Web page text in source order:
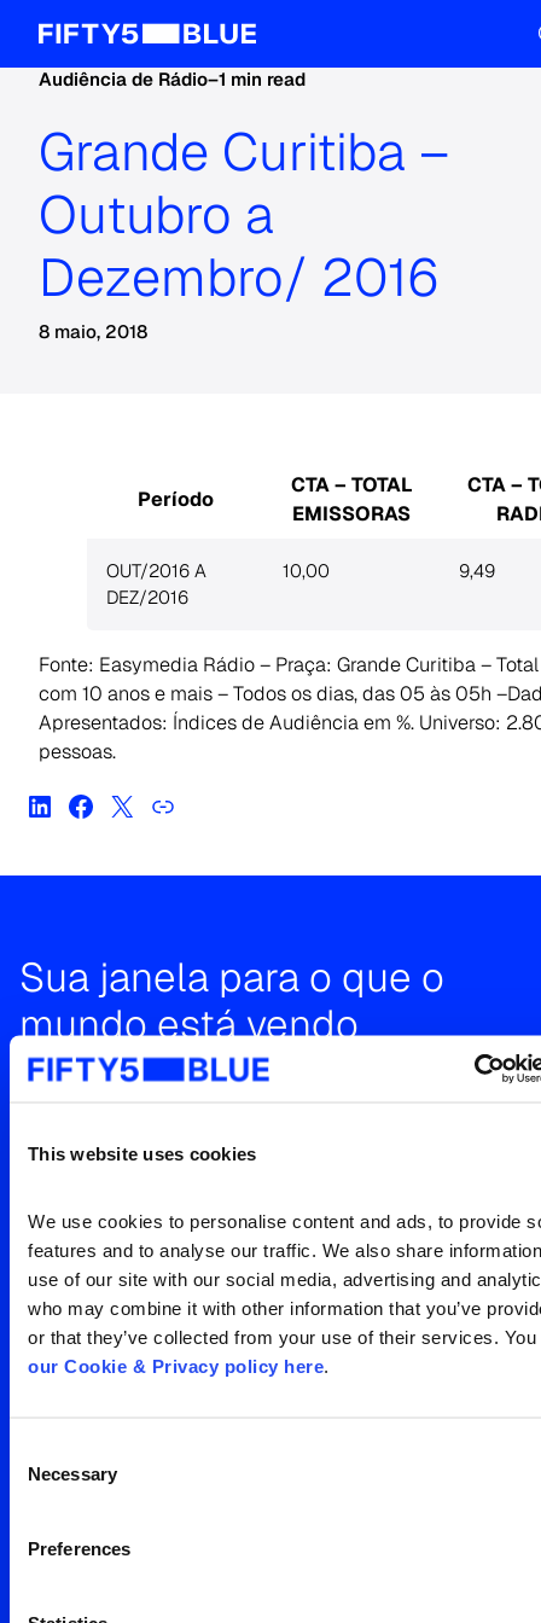
This website uses cookies
We use cookies to personalise content and ads, to provide
features and to analyse our traffic. We also share
use of our site with our social media, advertising and
who may combine it with other information that you’ve
or that they’ve collected from your use of their services.
our Cookie & Privacy policy here
Selection
Necessary
Preferences
Audiência de Rádio–1 min read
Grande Curitiba –
Outubro a
Dezembro/ 2016
8 maio, 2018
Período
CTA – TOTAL
EMISSORAS
CTA –
OUT/2016 A
DEZ/2016
10,00 9,49
Fonte: Easymedia Rádio – Praça: Grande Curitiba –
com 10 anos e mais – Todos os dias, das 05 às 05h
Apresentados: Índices de Audiência em %. Universo:
pessoas.
Sua janela para o que o
mundo está vendo
Entre em contato para uma
audiência
Entre em contato
Escritório São Paulo
Search